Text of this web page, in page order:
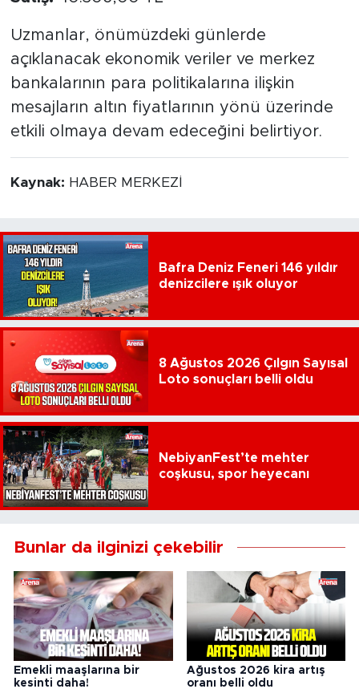
Uzmanlar, önümüzdeki günlerde
açıklanacak ekonomik veriler ve merkez
bankalarının para politikalarına ilişkin
mesajların altın fiyatlarının yönü üzerinde
etkili olmaya devam edeceğini belirtiyor.
Kaynak: HABER MERKEZİ
Bafra Deniz Feneri 146 yıldır
denizcilere ışık oluyor
8 Ağustos 2026 Çılgın Sayısal
Loto sonuçları belli oldu
NebiyanFest’te mehter
coşkusu, spor heyecanı
Bunlar da ilginizi çekebilir
Emekli maaşlarına bir
kesinti daha!
Ağustos 2026 kira artış
oranı belli oldu